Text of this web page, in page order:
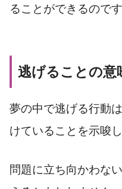
ることができるのです
逃げることの意
夢の中で逃げる行動
けていることを示唆し
問題に立ち向かわな